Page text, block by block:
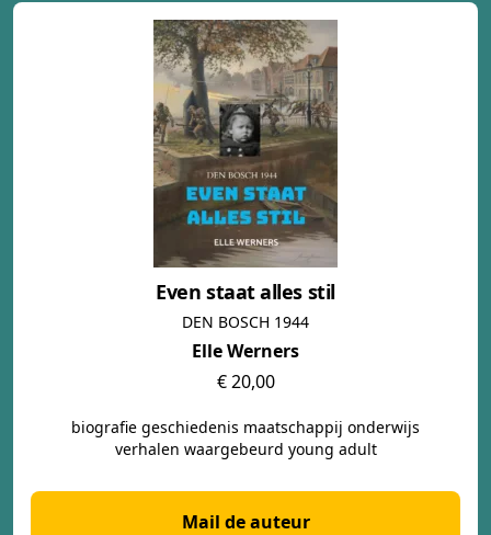
Even staat alles stil
DEN BOSCH 1944
Elle Werners
€ 20,00
biografie geschiedenis maatschappij onderwijs
verhalen waargebeurd young adult
Mail de auteur